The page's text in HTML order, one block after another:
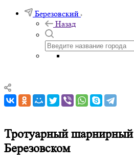
Березовский
Назад
Тротуарный
Березовском